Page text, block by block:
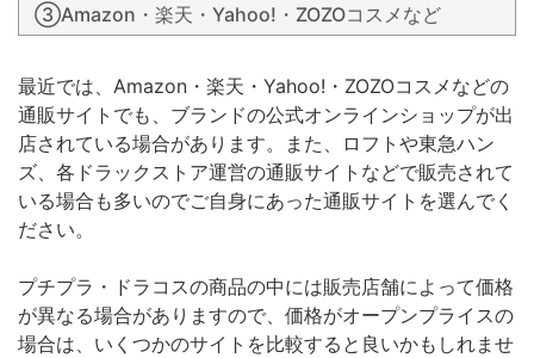
③Amazon・楽天・Yahoo!・ZOZOコスメなど
最近では、Amazon・楽天・Yahoo!・ZOZOコスメなどの
通販サイトでも、ブランドの公式オンラインショップが出
店されている場合があります。また、ロフトや東急ハン
ズ、各ドラックストア運営の通販サイトなどで販売されて
いる場合も多いのでご自身にあった通販サイトを選んでく
ださい。
プチプラ・ドラコスの商品の中には販売店舗によって価格
が異なる場合がありますので、価格がオープンプライスの
場合は、いくつかのサイトを比較すると良いかもしれませ